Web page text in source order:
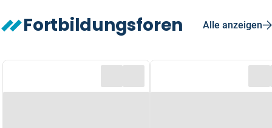
Fortbildungsforen Alle anzeigen